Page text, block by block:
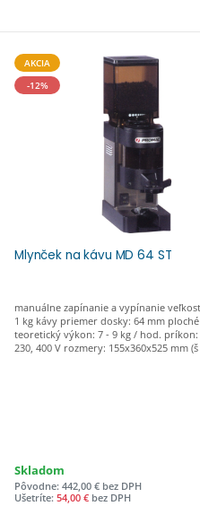
AKCIA
-12%
Mlynček na kávu MD 64 ST
manuálne zapínanie a vypínanie
1 kg kávy priemer dosky: 64 mm
teoretický výkon: 7 - 9 kg / hod. príkon:
230, 400 V rozmery: 155x360x525 mm
Skladom
Pôvodne: 442,00 € bez DPH
Ušetríte: 54,00 € bez DPH